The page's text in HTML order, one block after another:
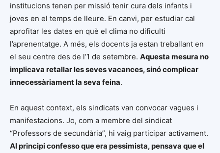
institucions tenen per missió tenir cura dels infants i
joves en el temps de lleure. En canvi, per estudiar cal
aprofitar les dates en què el clima no dificulti
l’aprenentatge. A més, els docents ja estan treballant en
el seu centre des de l’1 de setembre. Aquesta mesura no
implicava retallar les seves vacances, sinó complicar
innecessàriament la seva feina.
En aquest context, els sindicats van convocar vagues i
manifestacions. Jo, com a membre del sindicat
“Professors de secundària”, hi vaig participar activament.
Al principi confesso que era pessimista, pensava que el